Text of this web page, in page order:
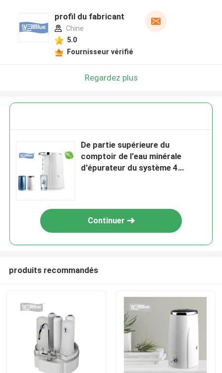
profil du fabricant
Chine
5.0
Fournisseur vérifié
Regardez plus
De partie supérieure du
comptoir de l'eau minérale
d'épurateur du système 4
Continuer
produits recommandés